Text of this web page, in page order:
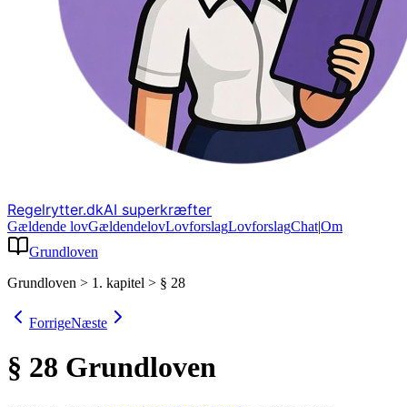
Regelrytter.dkAI superkræfter
Gældende lovGældendelovLovforslagLovforslagChat|Om
Grundloven
Grundloven > 1. kapitel > § 28
ForrigeNæste
§ 28 Grundloven